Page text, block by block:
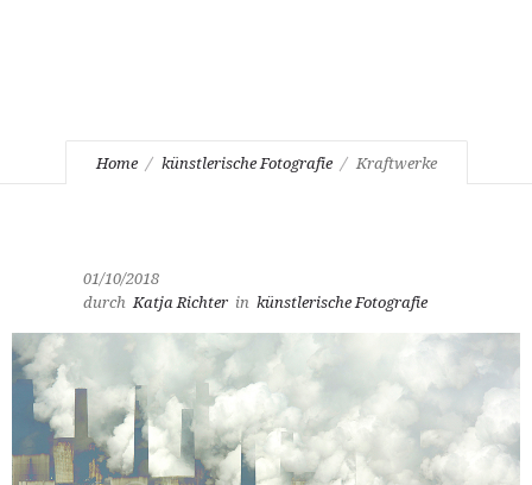
Home künstlerische Fotografie Kraftwerke
01/10/2018
durch Katja Richter in künstlerische Fotografie